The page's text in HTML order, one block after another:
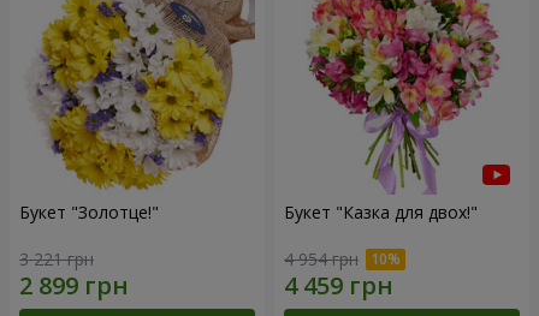
Букет "Золотце!"
3 221 грн
Букет "Казка для двох!"
4 954 грн